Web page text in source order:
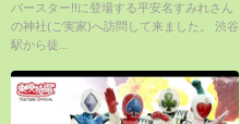
パースター!!に登場する平安名すみれさん
の神社(ご実家)へ訪問して来ました。 渋谷
駅から徒...